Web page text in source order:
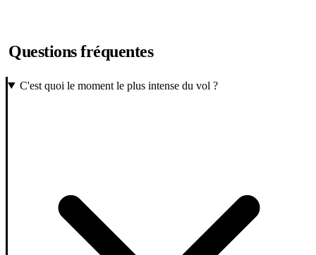
Questions fréquentes
C'est quoi le moment le plus intense du vol ?